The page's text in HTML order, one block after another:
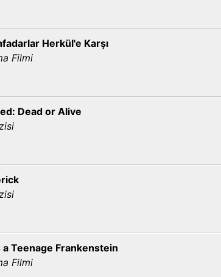
Herkül'e Karşı
Filmi
Dead or Alive
a Teenage Frankenstein
Filmi